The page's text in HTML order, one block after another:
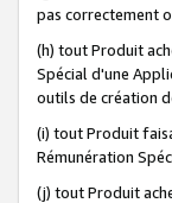
pas correctement
(h) tout Produit
Spécial d'une
outils de création
(i) tout Produit
Rémunération
(j) tout Produit